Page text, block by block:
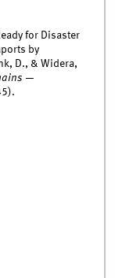
for Disaster
by
D., & Widera,
—